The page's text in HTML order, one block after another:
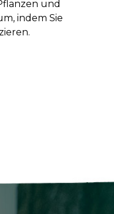
und
indem Sie